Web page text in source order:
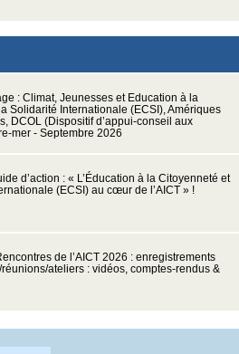
: Climat, Jeunesses et Education à la
Solidarité Internationale (ECSI), Amériques
DCOL (Dispositif d’appui-conseil aux
mer - Septembre 2026
d’action : « L’Éducation à la Citoyenneté et
(ECSI) au cœur de l’AICT » !
de l’AICT 2026 : enregistrements
ateliers : vidéos, comptes-rendus &